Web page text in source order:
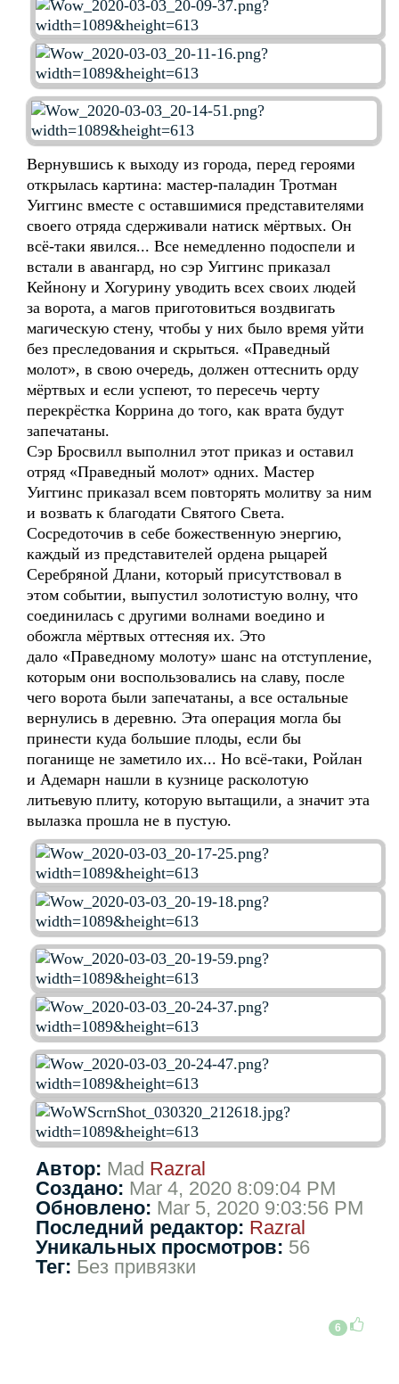
Вернувшись к выходу из города, перед героями
открылась картина: мастер-паладин Тротман
Уиггинс вместе с оставшимися представителями
своего отряда сдерживали натиск мёртвых. Он
всё-таки явился... Все немедленно подоспели и
встали в авангард, но сэр Уиггинс приказал
Кейнону и Хогурину уводить всех своих людей
за ворота, а магов приготовиться воздвигать
магическую стену, чтобы у них было время уйти
без преследования и скрыться. «Праведный
молот», в свою очередь, должен оттеснить орду
мёртвых и если успеют, то пересечь черту
перекрёстка Коррина до того, как врата будут
запечатаны.
Сэр Бросвилл выполнил этот приказ и оставил
отряд «Праведный молот» одних. Мастер
Уиггинс приказал всем повторять молитву за ним
и возвать к благодати Святого Света.
Сосредоточив в себе божественную энергию,
каждый из представителей ордена рыцарей
Серебряной Длани, который присутствовал в
этом событии, выпустил золотистую волну, что
соединилась с другими волнами воедино и
обожгла мёртвых оттесняя их. Это
дало «Праведному молоту» шанс на отступление,
которым они воспользовались на славу, после
чего ворота были запечатаны, а все остальные
вернулись в деревню. Эта операция могла бы
принести куда большие плоды, если бы
поганище не заметило их... Но всё-таки, Ройлан
и Адемарн нашли в кузнице расколотую
литьевую плиту, которую вытащили, а значит эта
вылазка прошла не в пустую.
Автор: Mad Razral
Создано: Mar 4, 2020 8:09:04 PM
Обновлено: Mar 5, 2020 9:03:56 PM
Последний редактор: Razral
Уникальных просмотров: 56
Тег: Без привязки
6